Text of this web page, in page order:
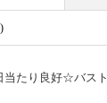
当たり良好☆バ